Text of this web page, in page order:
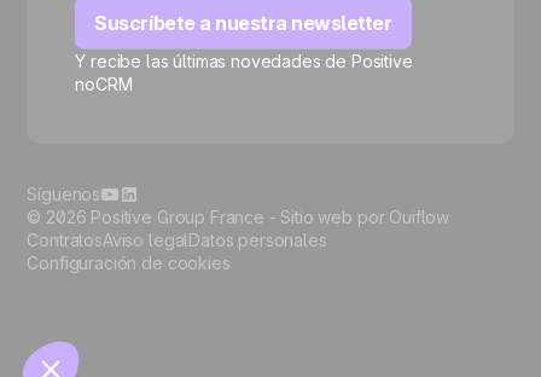
Suscríbete a nuestra newsletter
Y recibe las últimas novedades de Positive
noCRM
© 2026 Positive Group France - Sitio web por Ouiflow
ContratosAviso legalDatos personales
Configuración de cookies
Síguenos